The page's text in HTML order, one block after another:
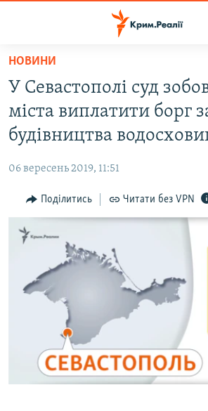
Перейти
основного
матеріалу
Перейти
до
основної
навігації
Перейти
до
пошуку
ВІДЕО ТА ФОТО
БЛОГИ
ПОГЛЯД
ІНТЕРВ'Ю
ВСЕ ЗА ДЕНЬ
СПЕЦПРОЕКТИ
ДЕПОРТАЦІЯ
ВІДЕОУРОКИ «ELIFBE»
СВІДЧЕННЯ ОКУПАЦІЇ
УКРАЇНСЬКА ПРОБЛЕМА КРИМУ
ЯК ОБІЙТИ БЛОКУВАННЯ
Qırımtatar
НОВИНИ
У Севастополі суд
міста виплатити борг
будівництва
06 вересень 2019, 11:51
Поділитись Читати без VPN